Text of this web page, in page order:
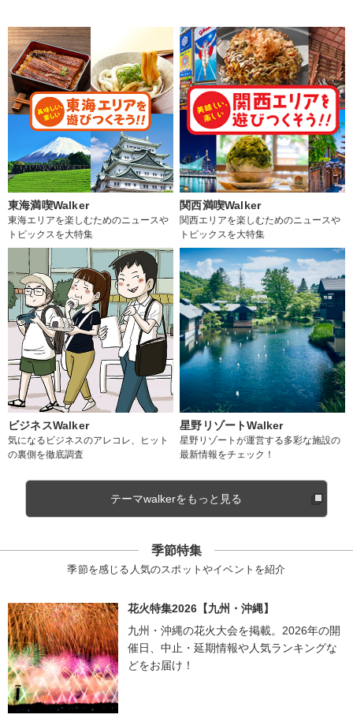
東海満喫Walker
東海エリアを楽しむためのニュースや
トピックスを大特集
関西満喫Walker
関西エリアを楽しむためのニュースや
トピックスを大特集
ビジネスWalker
気になるビジネスのアレコレ、ヒット
の裏側を徹底調査
星野リゾートWalker
星野リゾートが運営する多彩な施設の
最新情報をチェック！
テーマwalkerをもっと見る
季節特集
季節を感じる人気のスポットやイベントを紹介
花火特集2026【九州・沖縄】
九州・沖縄の花火大会を掲載。2026年の開
催日、中止・延期情報や人気ランキングな
どをお届け！